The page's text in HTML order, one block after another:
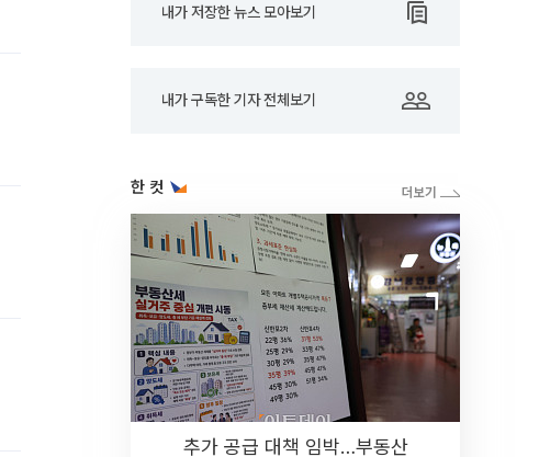
내가 저장한 뉴스 모아보기
내가 구독한 기자 전체보기
한 컷
추가 공급 대책 임박…부동산